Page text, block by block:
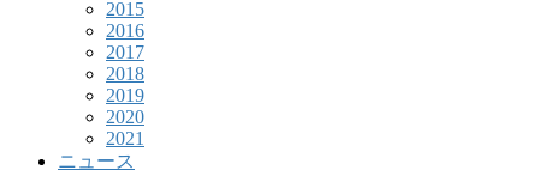
2015
2016
2017
2018
2019
2020
2021
ニュース